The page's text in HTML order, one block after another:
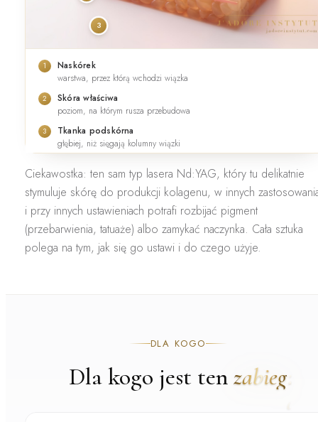
3
1
Naskórek
warstwa, przez którą wchodzi wiązka
2
Skóra właściwa
poziom, na którym rusza przebudowa
3
Tkanka podskórna
głębiej, niż sięgają kolumny wiązki
Ciekawostka: ten sam typ lasera Nd:YAG, który tu delikatnie
stymuluje skórę do produkcji kolagenu, w innych
i przy innych ustawieniach potrafi rozbijać pigment
(przebarwienia, tatuaże) albo zamykać naczynka. Cała sztuka
polega na tym, jak się go ustawi i do czego użyje.
DLA KOGO
Dla kogo jest ten zabieg